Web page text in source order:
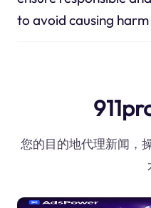
to avoid causing harm
您的目的地代理新闻，